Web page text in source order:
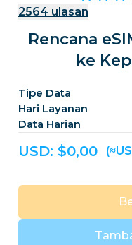
2564 ulasan
Rencana
ke
Tipe Data
Hari Layanan
Data Harian
USD: $0,00